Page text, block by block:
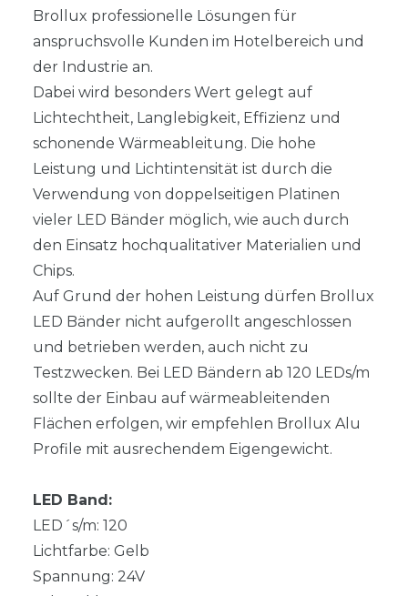
Brollux professionelle Lösungen für
anspruchsvolle Kunden im Hotelbereich und
der Industrie an.
Dabei wird besonders Wert gelegt auf
Lichtechtheit, Langlebigkeit, Effizienz und
schonende Wärmeableitung. Die hohe
Leistung und Lichtintensität ist durch die
Verwendung von doppelseitigen Platinen
vieler LED Bänder möglich, wie auch durch
den Einsatz hochqualitativer Materialien und
Chips.
Auf Grund der hohen Leistung dürfen Brollux
LED Bänder nicht aufgerollt angeschlossen
und betrieben werden, auch nicht zu
Testzwecken. Bei LED Bändern ab 120 LEDs/m
sollte der Einbau auf wärmeableitenden
Flächen erfolgen, wir empfehlen Brollux Alu
Profile mit ausrechendem Eigengewicht.
LED Band:
LED´s/m: 120
Lichtfarbe: Gelb
Spannung: 24V